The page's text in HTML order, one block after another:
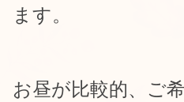
ます。
お昼が比較的、ご